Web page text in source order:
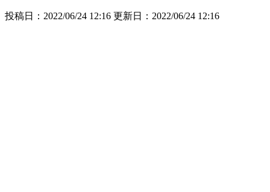
投稿日：2022/06/24 12:16 更新日： 2022/06/24 12:16